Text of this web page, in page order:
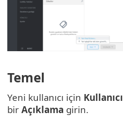
Temel
Yeni kullanıcı için Kullanıcı
bir Açıklama girin.